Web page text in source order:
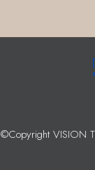
©Copyright VISION